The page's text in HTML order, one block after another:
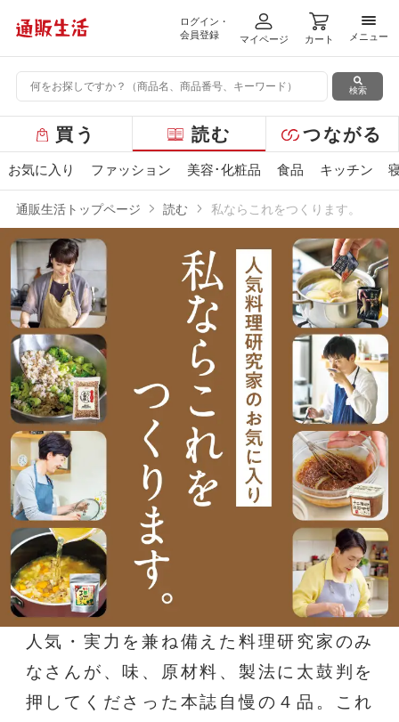
ログイン・
会員登録
マイページ カート
メニ
メニュー
検索
ー
バ
ュ
買う 読む つながる
お気に入り ファッション 美容･化粧品 食品 キッチン
通販生活トップページ 読む 私ならこれをつくります。
人気・実力を兼ね備えた料理研究家のみ
なさんが、味、原材料、製法に太鼓判を
押してくださった本誌自慢の４品。これ